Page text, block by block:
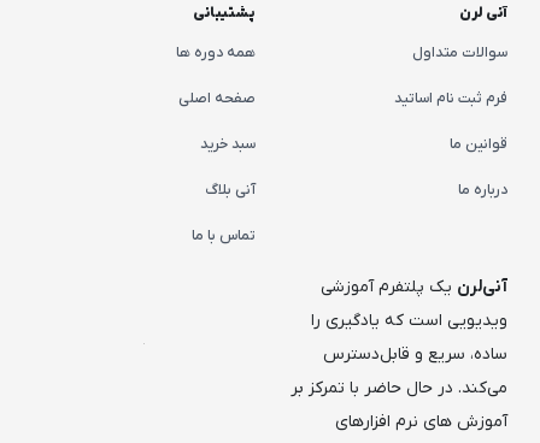
آنی لرن
سوالات متداول
فرم ثبت نام اساتید
قوانین ما
درباره ما
پشتیبانی
همه دوره ها
صفحه اصلی
سبد خرید
آنی بلاگ
تماس با ما
آنی‌لرن یک پلتفرم آموزشی
ویدیویی است که یادگیری را
ساده، سریع و قابل‌دسترس
می‌کند. در حال حاضر با تمرکز بر
آموزش های نرم افزارهای